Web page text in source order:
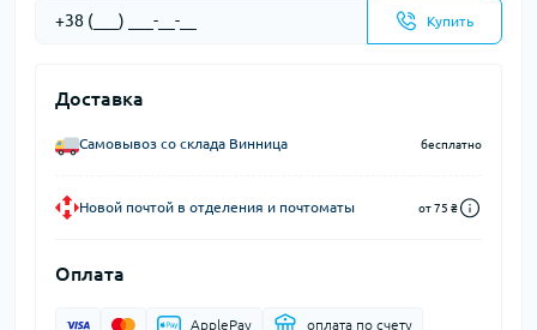
Купить
Доставка
Самовывоз со склада Винница бесплатно
Новой почтой в отделения и почтоматы от 75 ₴
Оплата
ApplePay оплата по счету